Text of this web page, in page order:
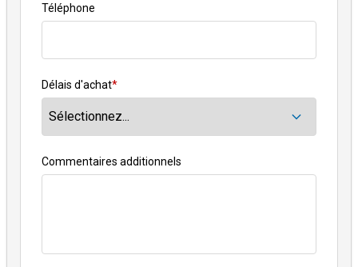
Téléphone
*
Délais d'achat
Commentaires additionnels